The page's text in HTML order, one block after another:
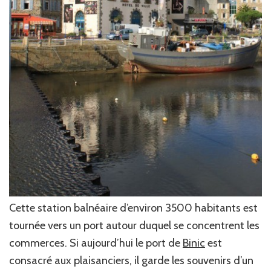
Cette station balnéaire d’environ 3500 habitants est
tournée vers un port autour duquel se concentrent les
commerces. Si aujourd’hui le port de Binic est
consacré aux plaisanciers, il garde les souvenirs d’un